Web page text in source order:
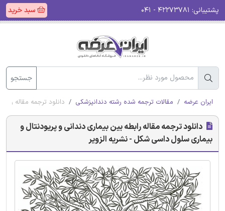
پشتیبانی: سبد خرید
جستجو
ایران عرضه مقالات ترجمه شده رشته دندانپزشکی دانلود ترجمه مقاله
دانلود ترجمه مقاله رابطه بین بیماری دندانی و پریودنتال و
بیماری سلول داسی شکل - نشریه الزویر